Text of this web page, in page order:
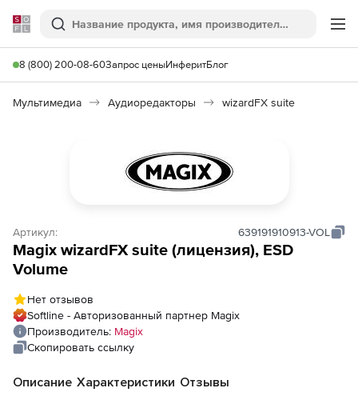
Softline
Поиск
8 (800) 200-08-60Запрос ценыИнферитБлог
Мультимедиа Аудиоредакторы wizardFX suite
Артикул: 639191910913-VOL
Magix wizardFX suite (лицензия), ESD
Volume
Нет отзывов
Softline - Авторизованный партнер Magix
Производитель: Magix
Скопировать ссылку
Описание Характеристики Отзывы